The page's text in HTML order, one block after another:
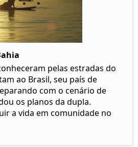
pelas estradas do
ao Brasil, seu país de
com o cenário de
os planos da dupla.
a vida em comunidade no